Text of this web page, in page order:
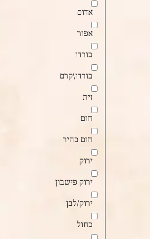
אדום
אפור
בורדו
בורדו\קרם
זית
חום
חום בהיר
ירוק
ירוק פישבון
ירוק/לבן
כחול